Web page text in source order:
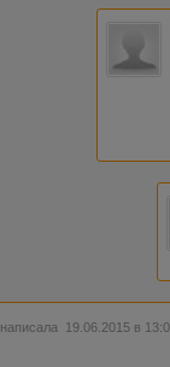
написала 19.06.2015 в